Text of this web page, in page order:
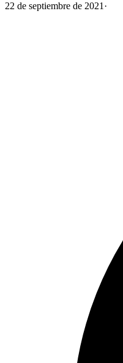
22 de septiembre de 2021 ·